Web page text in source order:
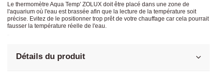
Le thermomètre Aqua Temp' ZOLUX doit être placé dans une zone de
l'aquarium où l'eau est brassée afin que la lecture de la température soit
précise. Evitez de le positionner trop prêt de votre chauffage car cela pourrait
fausser la température réelle de l'eau.
Détails du produit